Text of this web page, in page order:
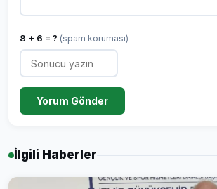
8 + 6 = ? (spam koruması)
Yorum Gönder
İlgili Haberler